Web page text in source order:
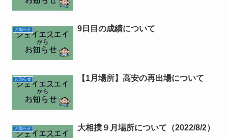
お知らせ 9日目の成績について
お知らせ 【1月場所】高安の再出場について
お知らせ 大相撲９月場所について（2022/8/2）